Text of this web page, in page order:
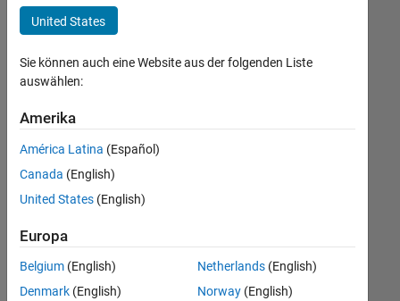
Sales Operations
Business Model Team
+1
Derzeit
es
keine
offenen
Stellen,
Ihren
Suchkriterien
entsprechen.
United States
Sie können auch eine Website aus der folgenden Liste
auswählen:
Amerika
América Latina (Español)
Canada (English)
United States (English)
Europa
Belgium (English)
Denmark (English)
Netherlands(English)
Norway(English)